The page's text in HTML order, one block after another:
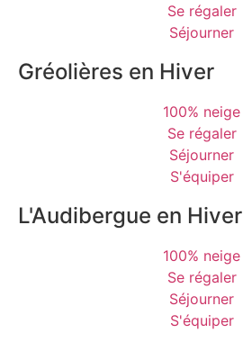
Se régaler
Séjourner
Gréolières en Hiver
100% neige
Se régaler
Séjourner
S'équiper
L'Audibergue en Hiver
100% neige
Se régaler
Séjourner
S'équiper